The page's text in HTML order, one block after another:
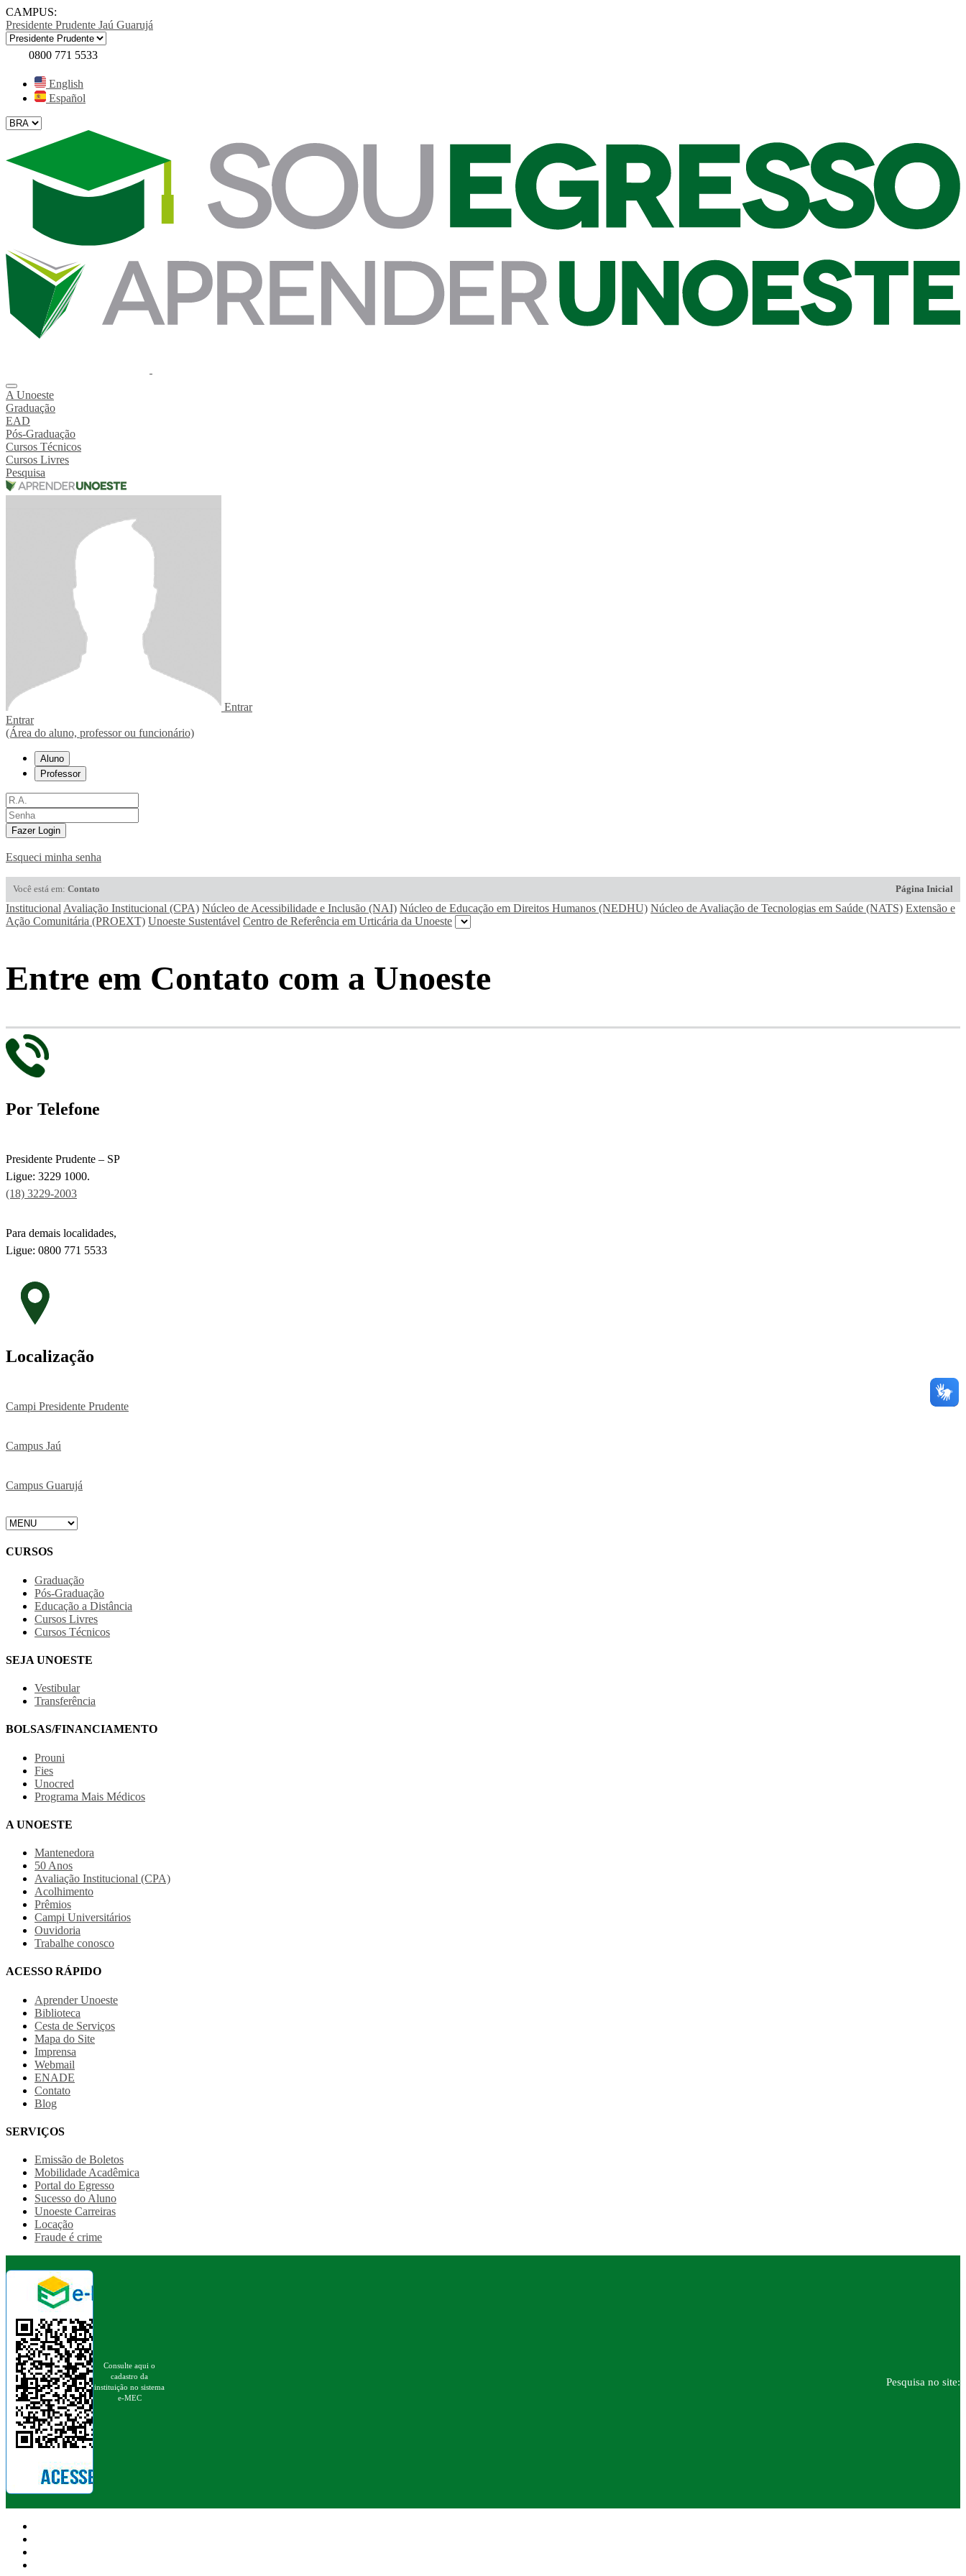
CAMPUS:
Presidente Prudente Jaú Guarujá
0800 771 5533
English
Español
A Unoeste
Graduação
EAD
Pós-Graduação
Cursos Técnicos
Cursos Livres
Pesquisa
Entrar
Entrar
(Área do aluno, professor ou funcionário)
Aluno
Professor
Fazer Login
Esqueci minha senha
Você está em: Contato Página Inicial
Institucional Avaliação Institucional (CPA) Núcleo de Acessibilidade e Inclusão (NAI) Núcleo de Educação em Direitos Humanos (NEDHU) Núcleo de Avaliação de Tecnologias em Saúde (NATS) Extensão e
Ação Comunitária (PROEXT) Unoeste Sustentável Centro de Referência em Urticária da Unoeste
Entre em Contato com a Unoeste
Por Telefone
Presidente Prudente – SP
Ligue: 3229 1000.
(18) 3229-2003
Para demais localidades,
Ligue: 0800 771 5533
Localização
Campi Presidente Prudente
Campus Jaú
Campus Guarujá
CURSOS
Graduação
Pós-Graduação
Educação a Distância
Cursos Livres
Cursos Técnicos
SEJA UNOESTE
Vestibular
Transferência
BOLSAS/FINANCIAMENTO
Prouni
Fies
Unocred
Programa Mais Médicos
A UNOESTE
Mantenedora
50 Anos
Avaliação Institucional (CPA)
Acolhimento
Prêmios
Campi Universitários
Ouvidoria
Trabalhe conosco
ACESSO RÁPIDO
Aprender Unoeste
Biblioteca
Cesta de Serviços
Mapa do Site
Imprensa
Webmail
ENADE
Contato
Blog
SERVIÇOS
Emissão de Boletos
Mobilidade Acadêmica
Portal do Egresso
Sucesso do Aluno
Unoeste Carreiras
Locação
Fraude é crime
Consulte aqui o
cadastro da
instituição no sistema
e-MEC
Pesquisa no site: